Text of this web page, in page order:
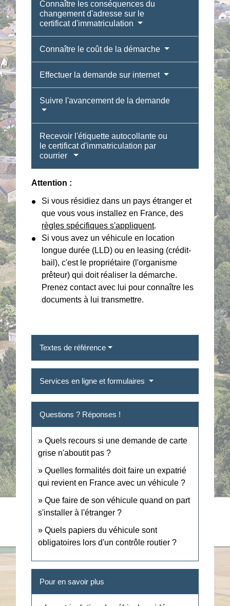
Connaître les conséquences du
changement d'adresse sur le
certificat d'immatriculation
Connaître le coût de la démarche
Effectuer la demande sur internet
Suivre l'avancement de la demande
Recevoir l'étiquette autocollante ou
le certificat d'immatriculation par
courrier
Attention :
Si vous résidiez dans un pays étranger et
que vous vous installez en France, des
règles spécifiques s'appliquent.
Si vous avez un véhicule en location
longue durée (LLD) ou en leasing (crédit-
bail), c'est le propriétaire (l'organisme
prêteur) qui doit réaliser la démarche.
Prenez contact avec lui pour connaître les
documents à lui transmettre.
Textes de référence
Services en ligne et formulaires
Questions ? Réponses !
Quels recours si une demande de carte
grise n'aboutit pas ?
Quelles formalités doit faire un expatrié
qui revient en France avec un véhicule ?
Que faire de son véhicule quand on part
s'installer à l'étranger ?
Quels papiers du véhicule sont
obligatoires lors d'un contrôle routier ?
Pour en savoir plus